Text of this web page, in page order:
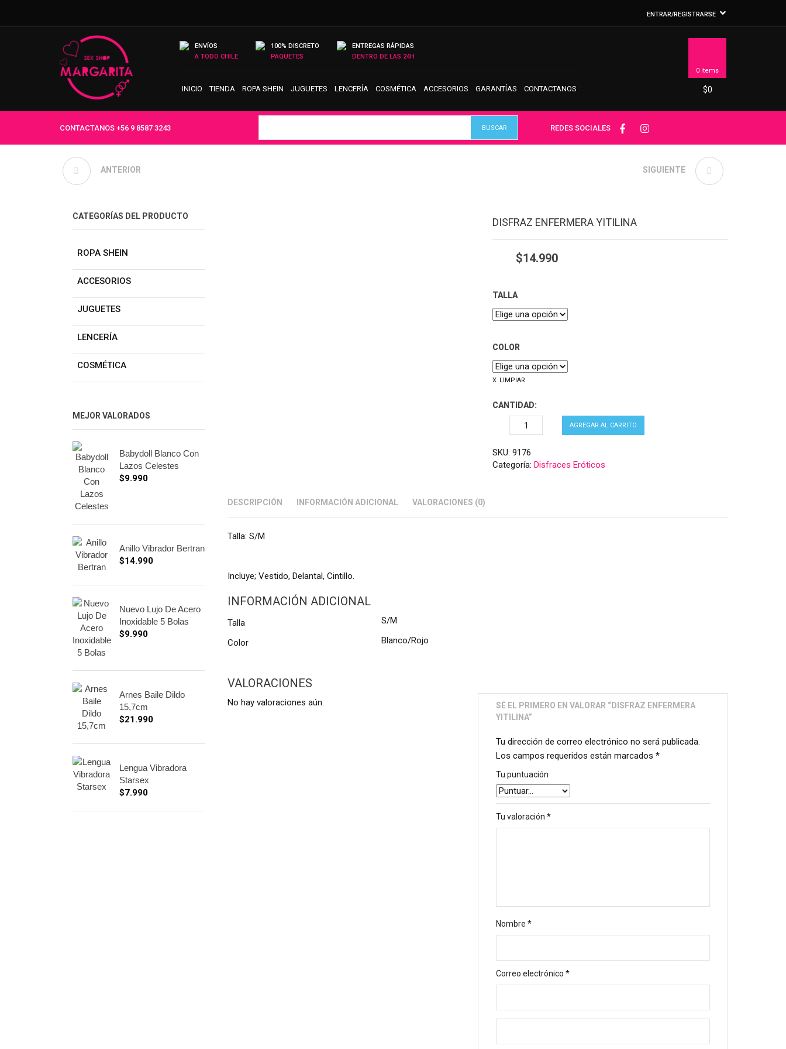
ENTRAR/REGISTRARSE
ENVÍOS
A TODO CHILE
100% DISCRETO
PAQUETES
ENTREGAS RÁPIDAS
DENTRO DE LAS 24H
INICIO TIENDA ROPA SHEIN JUGUETES LENCERÍA COSMÉTICA ACCESORIOS GARANTÍAS CONTACTANOS
0 items
$0
CONTACTANOS +56 9 8587 3243 REDES SOCIALES
ARNÉS DE PECHO
ANTERIOR DISFRAZ VAQUERA
SIGUIENTE
DISFRAZ ENFERMERA YITILINA
$14.990
TALLA
COLOR
LIMPIAR
CANTIDAD:
AGREGAR AL CARRITO
SKU: 9176
Categoría: Disfraces Eróticos
DESCRIPCIÓN INFORMACIÓN ADICIONAL VALORACIONES (0)
Talla: S/M
Incluye; Vestido, Delantal, Cintillo.
INFORMACIÓN ADICIONAL
Talla S/M
Color Blanco/Rojo
VALORACIONES
No hay valoraciones aún.
SÉ EL PRIMERO EN VALORAR “DISFRAZ ENFERMERA
YITILINA”
Tu dirección de correo electrónico no será publicada.
Los campos requeridos están marcados *
Tu puntuación
Tu valoración *
Nombre *
Correo electrónico *
CATEGORÍAS DEL PRODUCTO
ROPA SHEIN
ACCESORIOS
JUGUETES
LENCERÍA
COSMÉTICA
MEJOR VALORADOS
Babydoll Blanco Con
Lazos Celestes
$9.990
Anillo Vibrador Bertran
$14.990
Nuevo Lujo De Acero
Inoxidable 5 Bolas
$9.990
Arnes Baile Dildo
15,7cm
$21.990
Lengua Vibradora
Starsex
$7.990